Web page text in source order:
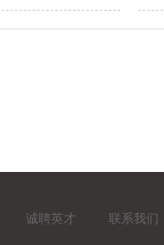
诚聘英才 联系我们